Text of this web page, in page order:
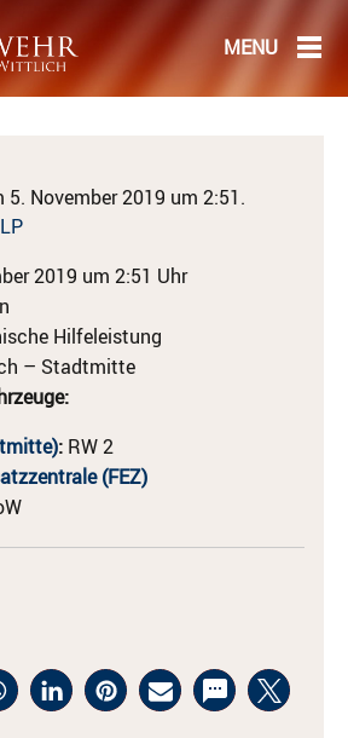
November 2019 um 2:51.
LP
2019 um 2:51 Uhr
Hilfeleistung
– Stadtmitte
: RW 2
(FEZ)